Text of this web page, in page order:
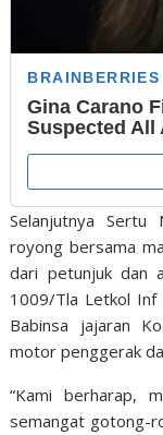
Selanjutnya Sertu
royong bersama
dari petunjuk dan
1009/Tla Letkol Inf
Babinsa jajaran
motor penggerak
“Kami berharap,
semangat gotong-